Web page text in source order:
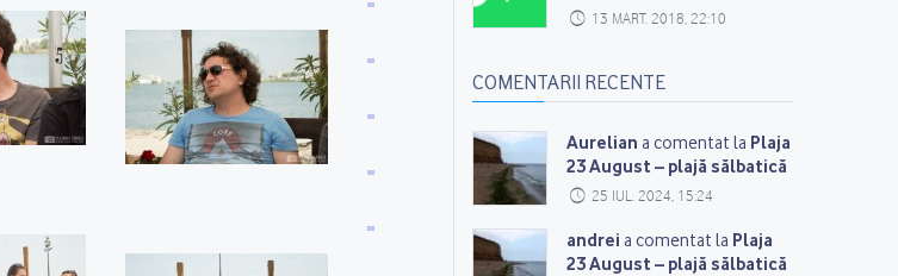
13 MART. 2018, 22:10
COMENTARII RECENTE
Aurelian a comentat la Plaja
23 August – plajă sălbatică
25 IUL. 2024, 15:24
andrei a comentat la Plaja
23 August – plajă sălbatică